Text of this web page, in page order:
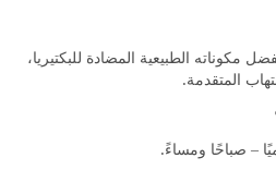
مكوناته الطبيعية المضادة للبكتيريا،
المتقدمة.
– صباحًا ومساءً.